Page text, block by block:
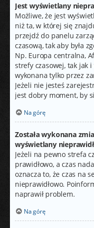
Jest wyświetlany
Możliwe, że jest
niż ta, w której się
przejdź do panelu
czasową, tak aby była
Np. Europa centralna,
strefy czasowej, tak jak
wykonana tylko przez
Jeżeli nie jesteś
jest dobry moment, by
Na górę
Została wykonana
wyświetlany
Jeżeli na pewno strefa
prawidłowo, a czas
oznacza to, że czas na
nieprawidłowo.
naprawił problem.
Na górę